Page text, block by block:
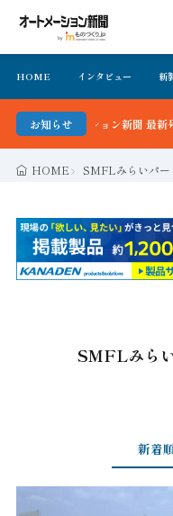
HOME インタビュー 新
お知らせ
ートメーション新聞 最新号＆
HOME SMFLみらいパー
SMFLみら
新着